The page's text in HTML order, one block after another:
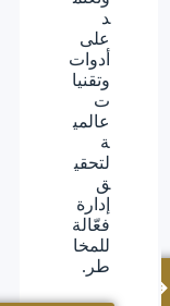
د
على
أدوات
وتقنيا
ت
عالمي
ة
لتحقي
ق
إدارة
فعّالة
للمخا
طر.